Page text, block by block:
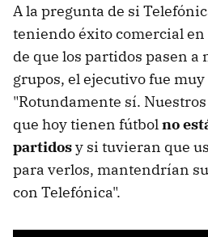
A la pregunta de si
teniendo éxito comercial en
de que los partidos pasen a
grupos, el ejecutivo fue muy
"Rotundamente sí.
que hoy tienen fútbolno
partidosy si tuvieran que
para verlos, mantendrían
con Telefónica".